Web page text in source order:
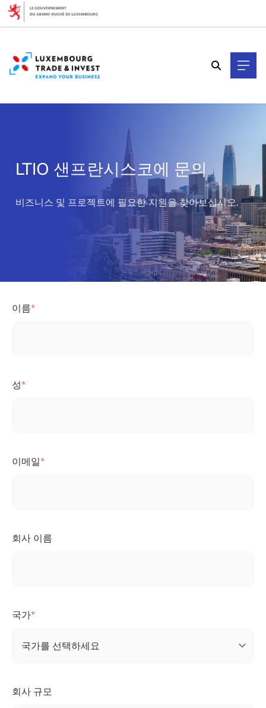
LTIO 샌프란시스코에 문의
비즈니스 및 프로젝트에 필요한 지원을 찾아보십시오.
이름
성
이메일
회사 이름
국가
회사 규모
Cookies management panel